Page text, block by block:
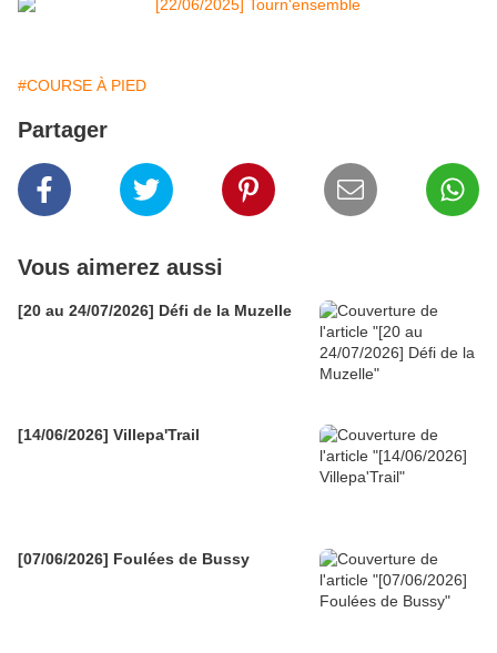
#COURSE À PIED
Partager
Vous aimerez aussi
[20 au 24/07/2026] Défi de la Muzelle
[14/06/2026] Villepa'Trail
[07/06/2026] Foulées de Bussy